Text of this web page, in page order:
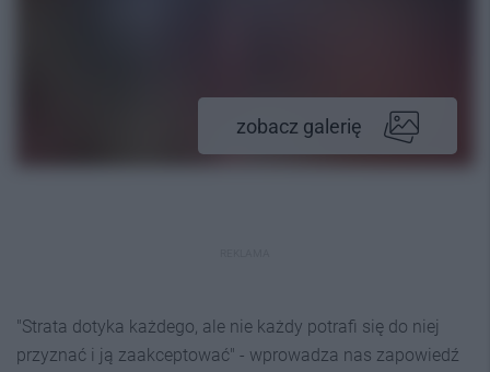
zobacz galerię
"Strata dotyka każdego, ale nie każdy potrafi się do niej
przyznać i ją zaakceptować" - wprowadza nas zapowiedź